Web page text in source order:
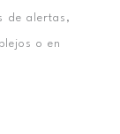
de alertas,
o en